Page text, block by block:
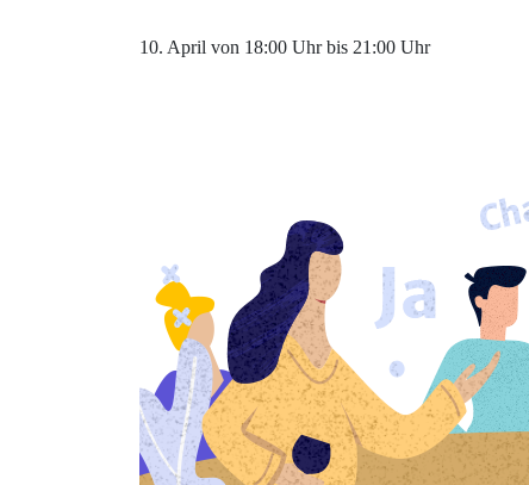
10. April von 18:00 Uhrbis 21:00 Uhr